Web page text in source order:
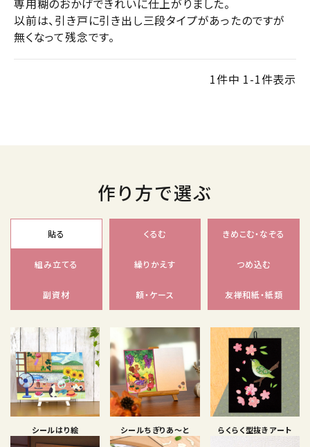
専用糊のおかげできれいに仕上がりました。
以前は、引き戸に引き出し三段タイプがあったのですが
無くなって残念です。
1件中 1-1件表示
作り方で選ぶ
貼る くるむ きめこむ・なぞる
組み立てる 繰りかえす つめ込む
副資材 額・ケース 友禅和紙・紙類
シールはり絵 シールちぎりあ〜と らくらく型抜きアート